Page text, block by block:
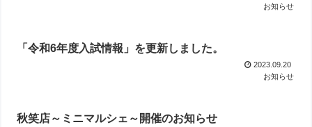
お知らせ
「令和6年度入試情報」を更新しました。
2023.09.20
お知らせ
秋笑店～ミニマルシェ～開催のお知らせ